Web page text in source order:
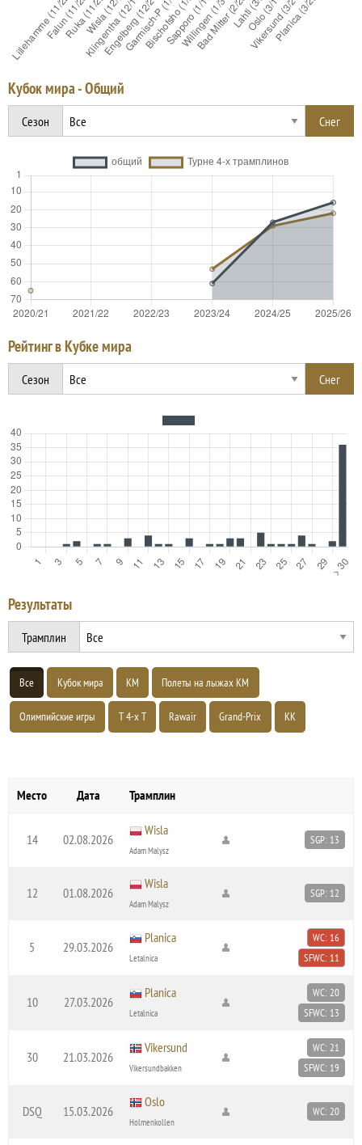
Кубок мира - Общий
Сезон
Рейтинг в Кубке мира
Сезон
Результаты
Трамплин
Все Кубок мира КМ Полеты на лыжах КМ
Олимпийские игры Т 4-х Т Rawair Grand-Prix КК
Место Дата Трамплин
14 02.08.2026
Wisla
Adam Malysz
SGP: 13
12 01.08.2026
Wisla
Adam Malysz
SGP: 12
5 29.03.2026
Planica
Letalnica
WC: 16
SFWC: 11
10 27.03.2026
Planica
Letalnica
WC: 20
SFWC: 13
30 21.03.2026
Vikersund
Vikersundbakken
WC: 21
SFWC: 19
DSQ 15.03.2026
Oslo
Holmenkollen
WC: 20